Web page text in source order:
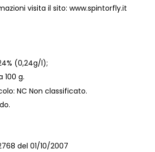
visita il sito: www.spintorfly.it
(0,24g/l);
100 g.
NC Non classificato.
del 01/10/2007